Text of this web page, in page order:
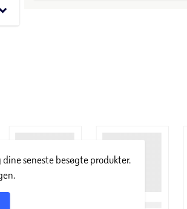
seneste besøgte produkter.